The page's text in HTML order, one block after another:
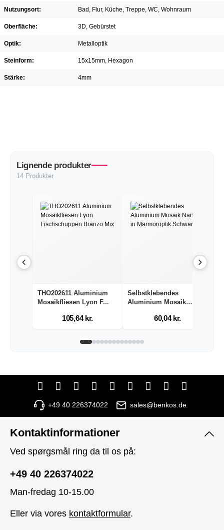
Nutzungsort: Bad , Flur, Küche , Treppe , WC , Wohnraum
Oberfläche: 3D , Gebürstet
Optik: Metalloptik
Steinform: 15x15mm , Hexagon
Stärke: 4mm
Lignende produkter
14 Produkter
THO202611 Aluminium
Mosaikfliesen Lyon F...
105,64 kr.
Selbstklebendes
Aluminium Mosaik
60,04 kr.
+49 40 226374022 sales@benkos.de
Kontaktinformationer
Ved spørgsmål ring da til os på:
+49 40 226374022
Man-fredag 10-15.00
Eller via vores kontaktformular.